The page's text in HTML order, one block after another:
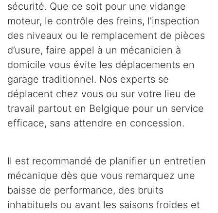
sécurité. Que ce soit pour une vidange
moteur, le contrôle des freins, l’inspection
des niveaux ou le remplacement de pièces
d’usure, faire appel à un mécanicien à
domicile vous évite les déplacements en
garage traditionnel. Nos experts se
déplacent chez vous ou sur votre lieu de
travail partout en Belgique pour un service
efficace, sans attendre en concession.
Il est recommandé de planifier un entretien
mécanique dès que vous remarquez une
baisse de performance, des bruits
inhabituels ou avant les saisons froides et